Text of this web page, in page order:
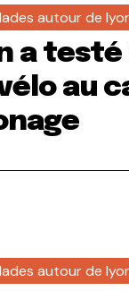
autour de
a testé
au
autour de